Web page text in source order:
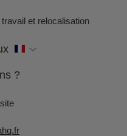
et relocalisation
?